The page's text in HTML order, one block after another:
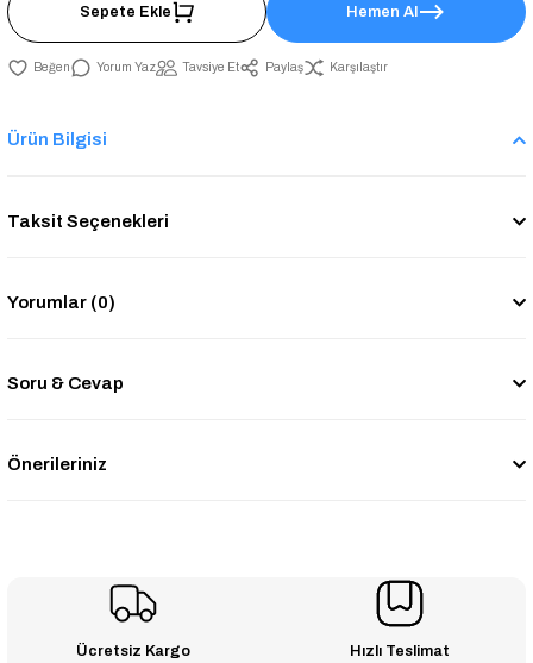
Sepete Ekle Hemen Al
Yorum Yaz Tavsiye Et Paylaş Karşılaştır
Ürün Bilgisi
Taksit Seçenekleri
Yorumlar (0)
Soru & Cevap
Önerileriniz
Ücretsiz Kargo Hızlı Teslimat